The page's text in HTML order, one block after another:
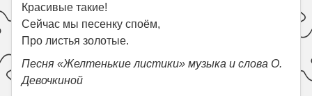
Красивые такие!
Сейчас мы песенку споём,
Про листья золотые.
Песня «Желтенькие листики» музыка и слова О.
Девочкиной